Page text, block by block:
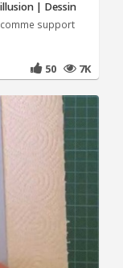
| Dessin
support
50 7K